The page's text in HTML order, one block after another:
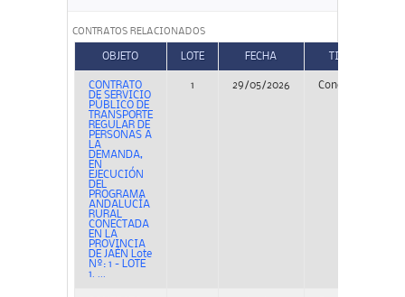
CONTRATOS RELACIONADOS
OBJETO LOTE FECHA TIPO
CONTRATO
DE SERVICIO
PÚBLICO DE
TRANSPORTE
REGULAR DE
PERSONAS A
LA
DEMANDA,
EN
EJECUCIÓN
DEL
PROGRAMA
ANDALUCÍA
RURAL
CONECTADA
EN LA
PROVINCIA
DE JAÉN Lote
Nº: 1 - LOTE
1. ...
1 29/05/2026 Concurso